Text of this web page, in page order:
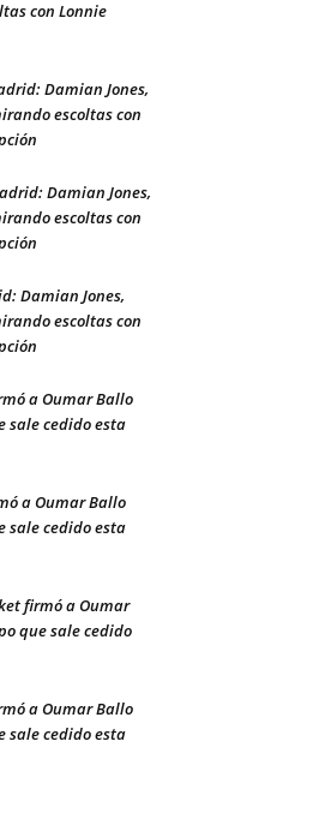
con Lonnie
Damian Jones,
escoltas con
Damian Jones,
escoltas con
Damian Jones,
escoltas con
a Oumar Ballo
sale cedido esta
a Oumar Ballo
sale cedido esta
firmó a Oumar
que sale cedido
a Oumar Ballo
sale cedido esta